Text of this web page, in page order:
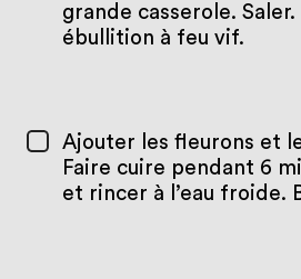
grande casserole.
ébullition à feu vif.
Ajouter les fleurons et
Faire cuire pendant 6
et rincer à l’eau froide.